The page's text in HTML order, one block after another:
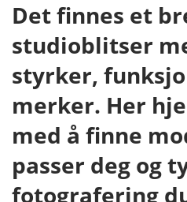
Det finnes et
studioblitser
styrker,
merker. Her
med å finne
passer deg og
fotografering